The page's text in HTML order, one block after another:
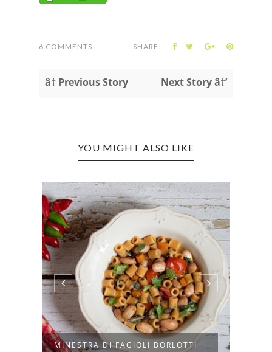
6 COMMENTS SHARE:
â† Previous Story Next Story â†’
YOU MIGHT ALSO LIKE
MINESTRA DI FAGIOLI BORLOTTI